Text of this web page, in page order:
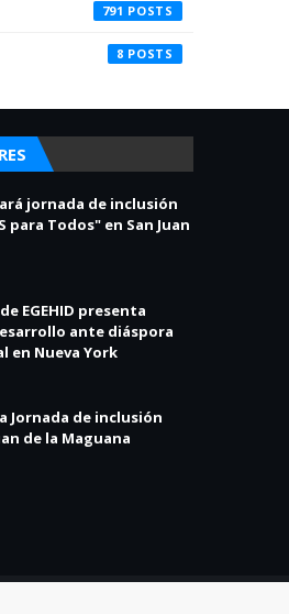
791
8
jornada de inclusión
para Todos" en San Juan
EGEHID presenta
ante diáspora
en Nueva York
Jornada de inclusión
de la Maguana